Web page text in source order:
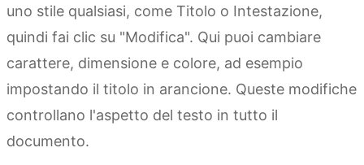
uno stile qualsiasi, come Titolo o Intestazione,
quindi fai clic su "Modifica". Qui puoi cambiare
carattere, dimensione e colore, ad esempio
impostando il titolo in arancione. Queste modifiche
controllano l'aspetto del testo in tutto il
documento.